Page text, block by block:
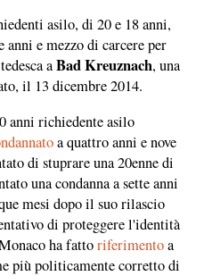
asilo, di 20 e 18 anni,
anni e mezzo di carcere per
aBad Kreuznach, una
il 13 dicembre 2014.
anni richiedente asilo
a quattro anni e nove
di stuprare una 20enne di
una condanna a sette anni
mesi dopo il suo rilascio
di proteggere l'identità
ha fattoriferimentoa
più politicamente corretto di